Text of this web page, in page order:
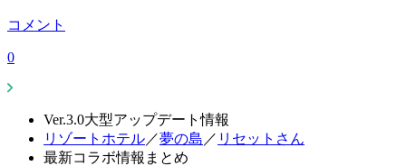
コメント
0
Ver.3.0大型アップデート情報
リゾートホテル／夢の島 ／ リセットさん
最新コラボ情報まとめ